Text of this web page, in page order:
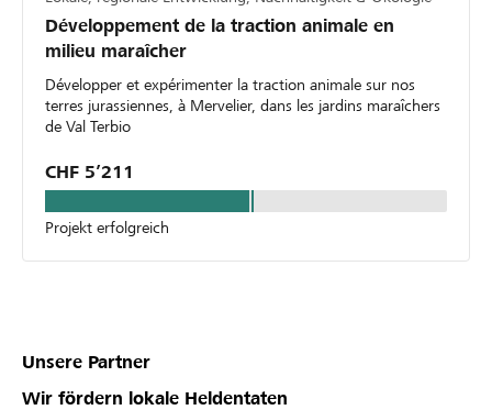
Développement de la traction animale en
milieu maraîcher
Développer et expérimenter la traction animale sur nos
terres jurassiennes, à Mervelier, dans les jardins maraîchers
de Val Terbio
CHF 5’211
Projekt erfolgreich
Unsere Partner
Wir fördern lokale Heldentaten